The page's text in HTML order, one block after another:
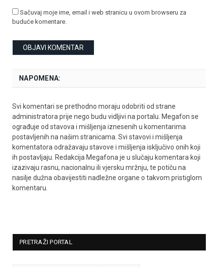
Sačuvaj moje ime, email i web stranicu u ovom browseru za
buduće komentare.
NAPOMENA:
Svi komentari se prethodno moraju odobriti od strane
administratora prije nego budu vidljivi na portalu. Megafon se
ograđuje od stavova i mišljenja iznesenih u komentarima
postavljenih na našim stranicama. Svi stavovi i mišljenja
komentatora odražavaju stavove i mišljenja isključivo onih koji
ih postavljaju. Redakcija Megafona je u slučaju komentara koji
izazivaju rasnu, nacionalnu ili vjersku mržnju, te potiču na
nasilje dužna obavijestiti nadležne organe o takvom pristiglom
komentaru.
PRETRAŽI PORTAL